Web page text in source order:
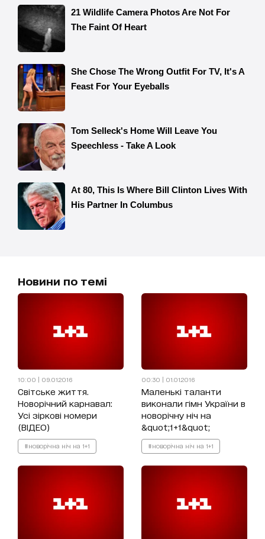
Новини по темі
10:00 | 09.01.2016
Світське життя.
Новорічний карнавал:
Усі зіркові номери
(ВІДЕО)
#новорічна ніч на 1+1
00:30 | 01.01.2016
Маленькі таланти
виконали гімн України в
новорічну ніч на
&quot;1+1&quot;
#новорічна ніч на 1+1